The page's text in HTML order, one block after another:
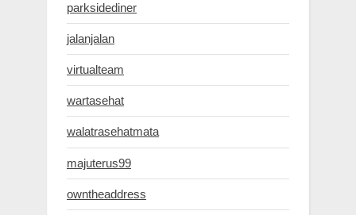
parksidediner
jalanjalan
virtualteam
wartasehat
walatrasehatmata
majuterus99
owntheaddress